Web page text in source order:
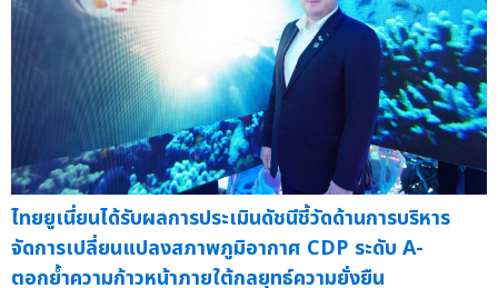
ไทยยูเนี่ยนได้รับผลการประเมินดัชนีชี้วัดด้านการบริหาร
จัดการเปลี่ยนแปลงสภาพภูมิอากาศ CDP ระดับ A-
ตอกย้ำความก้าวหน้าภายใต้กลยุทธ์ความยั่งยืน